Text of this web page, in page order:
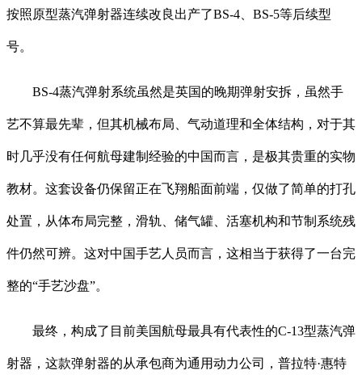
按照原型蒸汽弹射器连续改良出产了BS-4、BS-5等后续型
号。
BS-4蒸汽弹射系统虽然是英国的晚期弹射安拆，虽然手
艺不算最先辈，但其机械布局、气动道理和全体结构，对于其
时几乎没有任何航母建制经验的中国而言，是极其贵重的实物
教材。这套设备仍保留正在飞翔船面前端，仅做了简单的打孔
处置，从体布局完整，滑轨、储气罐、活塞机构和节制系统残
件仍然可辨。这对中国手艺人员而言，这相当于获得了一台完
整的“手艺沙盘”。
最终，构成了目前美国航母最具有代表性的C-13型蒸汽弹
射器，这款弹射器的从承包商为通用动力公司，普拉特·惠特